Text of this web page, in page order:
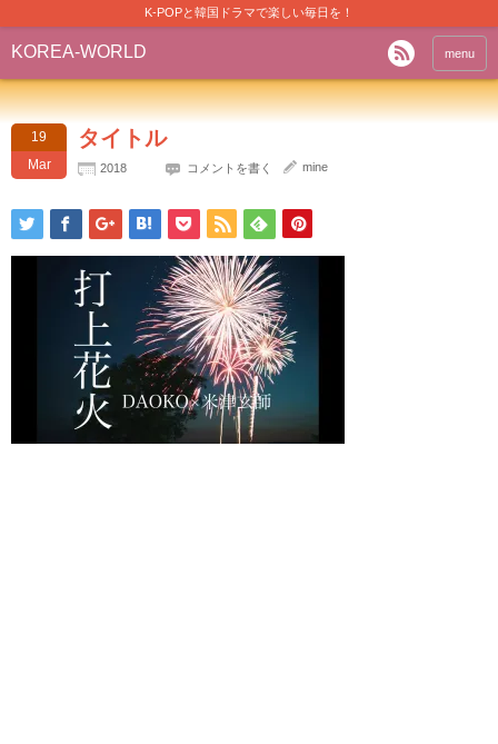
K-POPと韓国ドラマで楽しい毎日を！
KOREA-WORLD menu
19
Mar
タイトル
2018 コメントを書く mine